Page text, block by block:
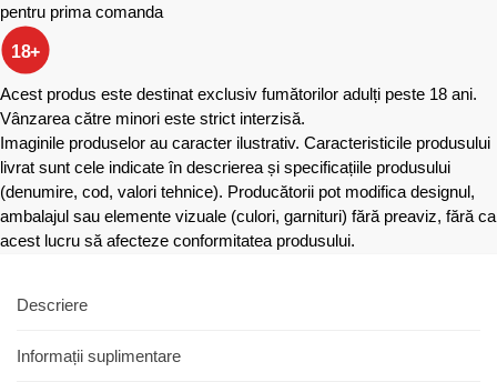
pentru prima comanda
18+
Acest produs este destinat exclusiv fumătorilor adulți peste 18 ani.
Vânzarea către minori este strict interzisă.
Imaginile produselor au caracter ilustrativ. Caracteristicile produsului
livrat sunt cele indicate în descrierea și specificațiile produsului
(denumire, cod, valori tehnice). Producătorii pot modifica designul,
ambalajul sau elemente vizuale (culori, garnituri) fără preaviz, fără ca
acest lucru să afecteze conformitatea produsului.
Descriere
Informații suplimentare